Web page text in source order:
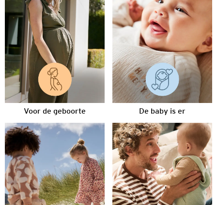
Voor de geboorte De baby is er